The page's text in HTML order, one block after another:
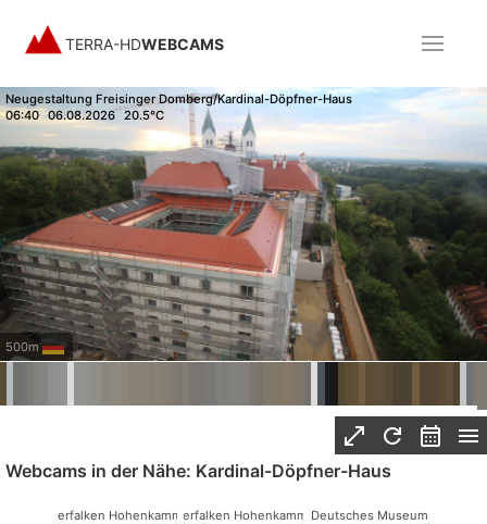
TERRA-HDWEBCAMS
Neugestaltung Freisinger Domberg/Kardinal-Döpfner-Haus
06:40 06.08.2026 20.5°C
500m
Webcams in der Nähe: Kardinal-Döpfner-Haus
Wanderfalken Hohenkammer #1Wanderfalken Hohenkammer #2Deutsches Museum